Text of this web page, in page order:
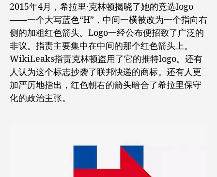
重
要
性
2015年4月，希拉里·克林顿揭晓了她的竞选logo
——一个大写蓝色“H”，中间一横被改为一个指向右
侧的加粗红色箭头。Logo一经公布便招致了广泛的
非议。指责主要集中在中间的那个红色箭头上。
WikiLeaks指责克林顿盗用了它的推特logo。还有
人认为这个标志抄袭了联邦快递的商标。还有人更
加严厉地指出，红色朝右的箭头暗合了希拉里保守
化的政治主张。